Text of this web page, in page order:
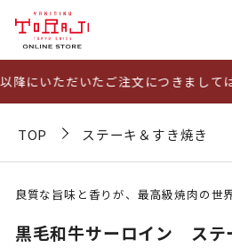
ただいたご注文につきましては
TOP ステーキ＆すき焼き
良質な旨味と香りが、最高級焼肉の世
黒毛和牛サーロイン ステ